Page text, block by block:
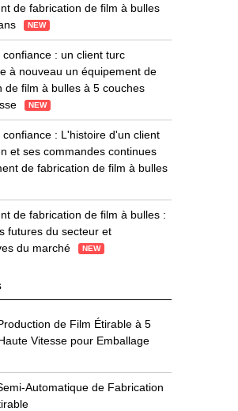
de fabrication de film à bulles
NEW
confiance : un client turc
à nouveau un équipement de
de film à bulles à 5 couches
NEW
confiance : L'histoire d'un client
et ses commandes continues
de fabrication de film à bulles
de fabrication de film à bulles :
futures du secteur et
du marché
NEW
de Film Étirable à 5
Vitesse pour Emballage
Automatique de Fabrication